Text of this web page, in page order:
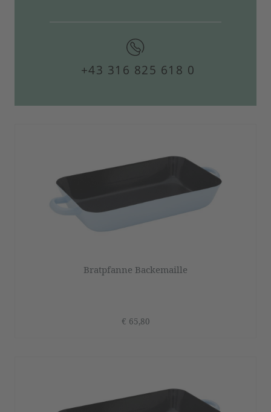
+43 316 825 618 0
Bratpfanne Backemaille
€ 65,80